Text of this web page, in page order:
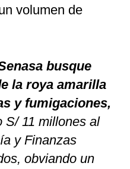
volumen de
busque
la roya amarilla
y fumigaciones,
S/ 11 millones al
y Finanzas
obviando un